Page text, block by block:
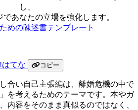
し、
あなたの立場を強化します。
めの陳述書テンプレート
はてな コピー
合い自己主張編は、離婚危機の中で
を考えるためのテーマです。本やガ
内容をそのまま真似るのではなく、